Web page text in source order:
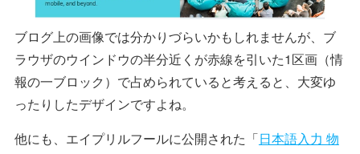
ブログ上の画像では分かりづらいかもしれませんが、ブ
ラウザのウインドウの半分近くが赤線を引いた1区画（情
報の一ブロック）で占められていると考えると、大変ゆ
ったりしたデザインですよね。
他にも、エイプリルフールに公開された「日本語入力 物